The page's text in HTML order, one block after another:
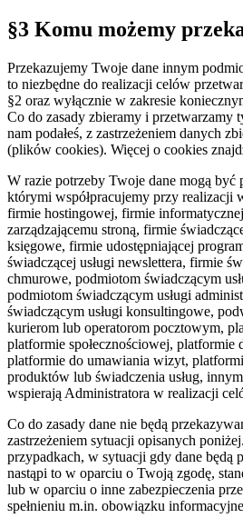
§3 Komu możemy
Przekazujemy Twoje dane innym
to niezbędne do realizacji celów
§2 oraz wyłącznie w zakresie
Co do zasady zbieramy i przetwarzamy
nam podałeś, z zastrzeżeniem danych
(plików cookies). Więcej o cookies
W razie potrzeby Twoje dane mogą być
którymi współpracujemy przy realizacji
firmie hostingowej, firmie
zarządzającemu stroną, firmie
księgowe, firmie udostępniającej
świadczącej usługi newslettera, firmie
chmurowe, podmiotom świadczącym
podmiotom świadczącym usługi
świadczącym usługi konsultingowe,
kurierom lub operatorom pocztowym,
platformie społecznościowej, platformie
platformie do umawiania wizyt,
produktów lub świadczenia usług,
wspierają Administratora w realizacji
Co do zasady dane nie będą
zastrzeżeniem sytuacji opisanych
przypadkach, w sytuacji gdy dane będą
nastąpi to w oparciu o Twoją zgodę,
lub w oparciu o inne zabezpieczenia
spełnieniu m.in. obowiązku